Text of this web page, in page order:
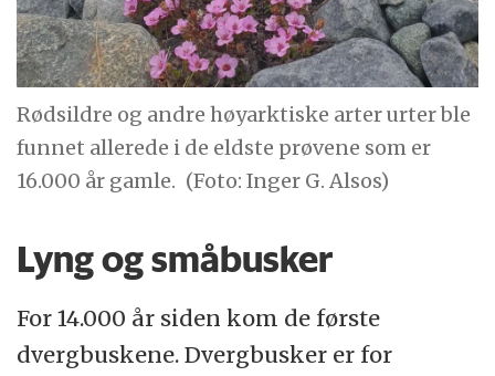
Rødsildre og andre høyarktiske arter urter ble
funnet allerede i de eldste prøvene som er
16.000 år gamle. (Foto: Inger G. Alsos)
Lyng og småbusker
For 14.000 år siden kom de første
dvergbuskene. Dvergbusker er for